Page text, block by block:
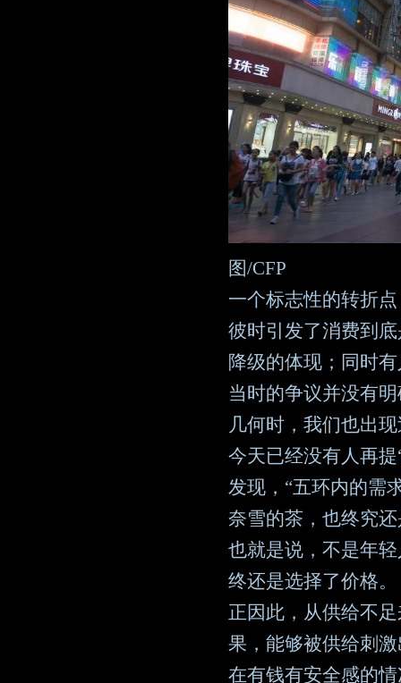
图/CFP
一个标志性的转折
彼时引发了消费到
降级的体现；同时
当时的争议并没有
几何时，我们也出
今天已经没有人再
发现，“五环内的需
奈雪的茶，也终究
也就是说，不是年
终还是选择了价格。
正因此，从供给不
果，能够被供给刺
在有钱有安全感的